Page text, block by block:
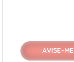
AVISE-ME